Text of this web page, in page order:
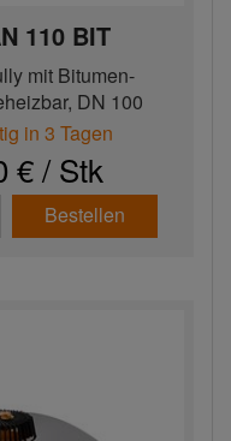
110 BIT
mit Bitumen-
DN 100
in 3 Tagen
€ / Stk
Bestellen